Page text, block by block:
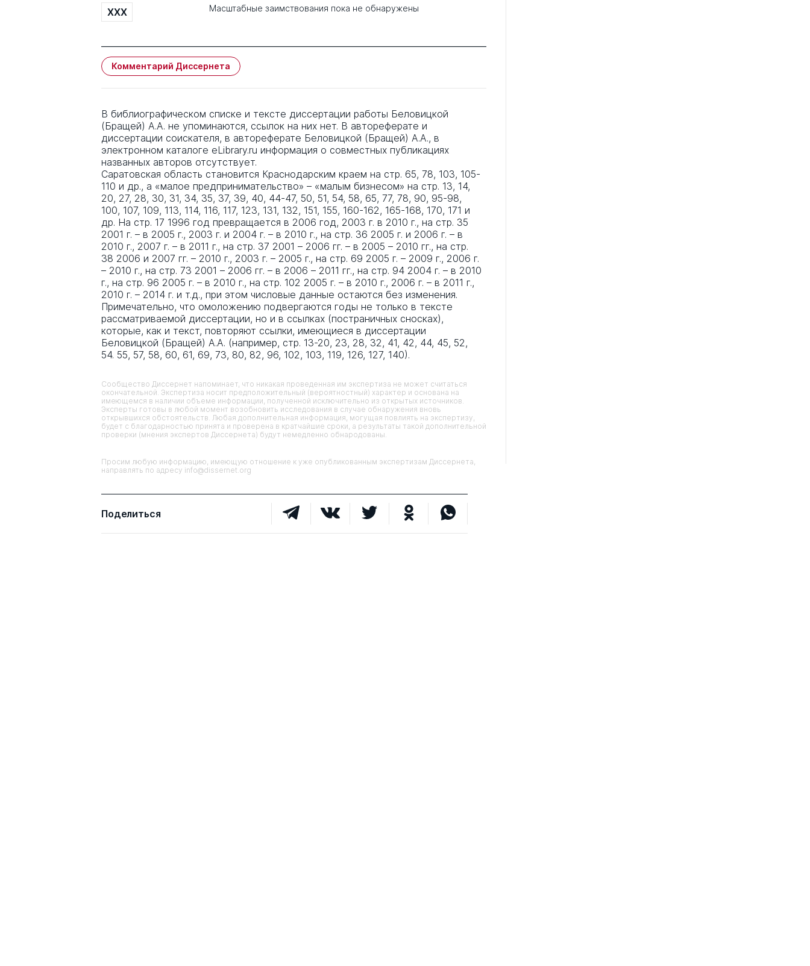
XXX Масштабные заимствования пока не обнаружены
Комментарий Диссернета
В библиографическом списке и тексте диссертации работы Беловицкой
(Бращей) А.А. не упоминаются, ссылок на них нет. В автореферате и
диссертации соискателя, в автореферате Беловицкой (Бращей) А.А., в
электронном каталоге eLibrary.ru информация о совместных публикациях
названных авторов отсутствует.
Саратовская область становится Краснодарским краем на стр. 65, 78, 103, 105-
110 и др., а «малое предпринимательство» – «малым бизнесом» на стр. 13, 14,
20, 27, 28, 30, 31, 34, 35, 37, 39, 40, 44-47, 50, 51, 54, 58, 65, 77, 78, 90, 95-98,
100, 107, 109, 113, 114, 116, 117, 123, 131, 132, 151, 155, 160-162, 165-168, 170, 171 и
др. На стр. 17 1996 год превращается в 2006 год, 2003 г. в 2010 г., на стр. 35
2001 г. – в 2005 г., 2003 г. и 2004 г. – в 2010 г., на стр. 36 2005 г. и 2006 г. – в
2010 г., 2007 г. – в 2011 г., на стр. 37 2001 – 2006 гг. – в 2005 – 2010 гг., на стр.
38 2006 и 2007 гг. – 2010 г., 2003 г. – 2005 г., на стр. 69 2005 г. – 2009 г., 2006 г.
– 2010 г., на стр. 73 2001 – 2006 гг. – в 2006 – 2011 гг., на стр. 94 2004 г. – в 2010
г., на стр. 96 2005 г. – в 2010 г., на стр. 102 2005 г. – в 2010 г., 2006 г. – в 2011 г.,
2010 г. – 2014 г. и т.д., при этом числовые данные остаются без изменения.
Примечательно, что омоложению подвергаются годы не только в тексте
рассматриваемой диссертации, но и в ссылках (постраничных сносках),
которые, как и текст, повторяют ссылки, имеющиеся в диссертации
Беловицкой (Бращей) А.А. (например, стр. 13-20, 23, 28, 32, 41, 42, 44, 45, 52,
54. 55, 57, 58, 60, 61, 69, 73, 80, 82, 96, 102, 103, 119, 126, 127, 140).
Сообщество Диссернет напоминает, что никакая проведенная им экспертиза не может считаться
окончательной. Экспертиза носит предположительный (вероятностный) характер и основана на
имеющемся в наличии объеме информации, полученной исключительно из открытых источников.
Эксперты готовы в любой момент возобновить исследования в случае обнаружения вновь
открывшихся обстоятельств. Любая дополнительная информация, могущая повлиять на экспертизу,
будет с благодарностью принята и проверена в кратчайшие сроки, а результаты такой дополнительной
проверки (мнения экспертов Диссернета) будут немедленно обнародованы.
Просим любую информацию, имеющую отношение к уже опубликованным экспертизам Диссернета,
направлять по адресу info@dissernet.org
Поделиться